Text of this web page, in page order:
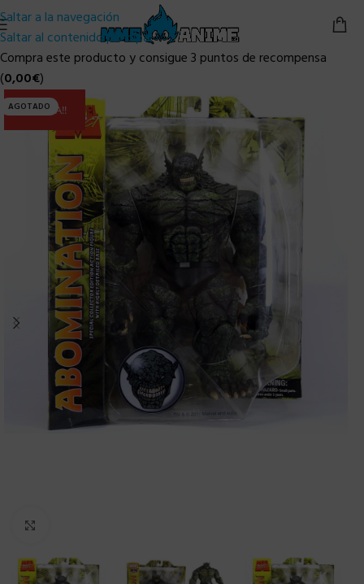
Saltar a la navegación
Saltar al contenido principal
Compra este producto y consigue 3 puntos de recompensa
(0,00€)
AGOTADO
ULTIMA!!